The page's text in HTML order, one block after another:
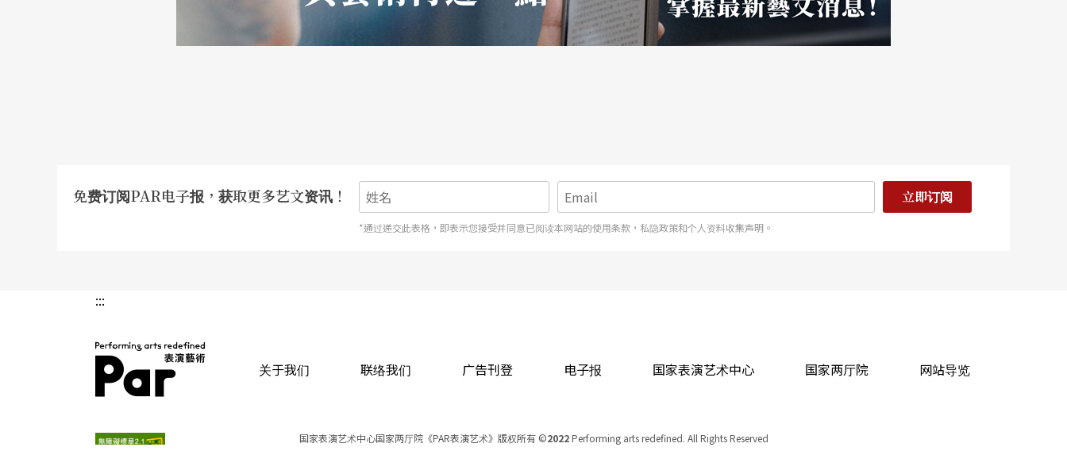
免费订阅PAR电子报，获取更多艺文资讯！ 立即订阅
*通过递交此表格，即表示您接受并同意已阅读本网站的使用条款，私隐政策和个人资料收集声明。
:::
关于我们 联络我们 广告刊登 电子报 国家表演艺术中心 国家两厅院 网站导览
国家表演艺术中心国家两厅院《PAR表演艺术》版权所有 ©2022Performing arts redefined. All Rights Reserved